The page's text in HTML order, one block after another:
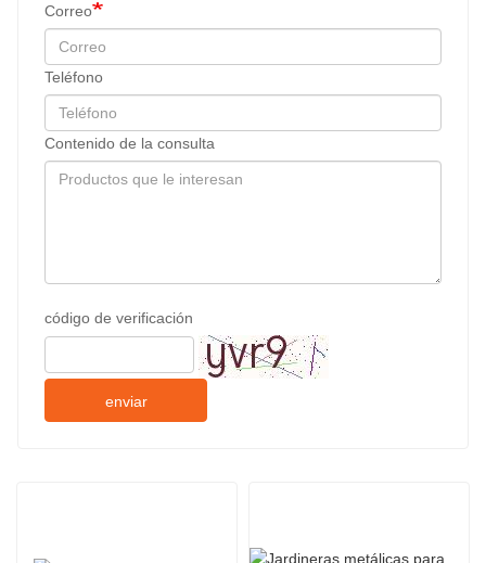
Correo
Teléfono
Contenido de la consulta
código de verificación
enviar